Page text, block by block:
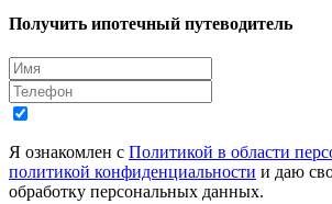
Получить ипотечный путеводитель
Я ознакомлен с Политикой в области
политикой конфиденциальности и даю
обработку персональных данных.